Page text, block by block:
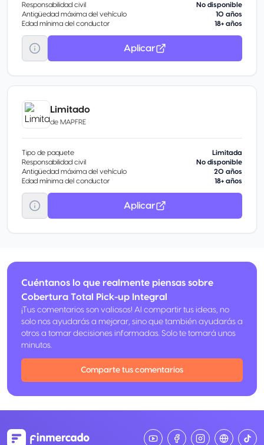
Responsabilidad civil
No disponible
Antigüedad máxima del vehículo
10 años
Edad mínima del conductor
18+ años
Aplicar
Limitado
de MAPFRE
Tipo de paquete
Limitada
Responsabilidad civil
No disponible
Antigüedad máxima del vehículo
20 años
Edad mínima del conductor
18+ años
Aplicar
Cuéntanos lo que realmente piensas sobre
Cobertura Total Pick-up Integral
¡Tus comentarios son valiosos! Al compartir tus ideas, no
solo nos ayudarás a mejorar, sino que también ayudarás a
otros a tomar decisiones informadas. Solo te tomará unos
minutos.
Comparte tus comentarios